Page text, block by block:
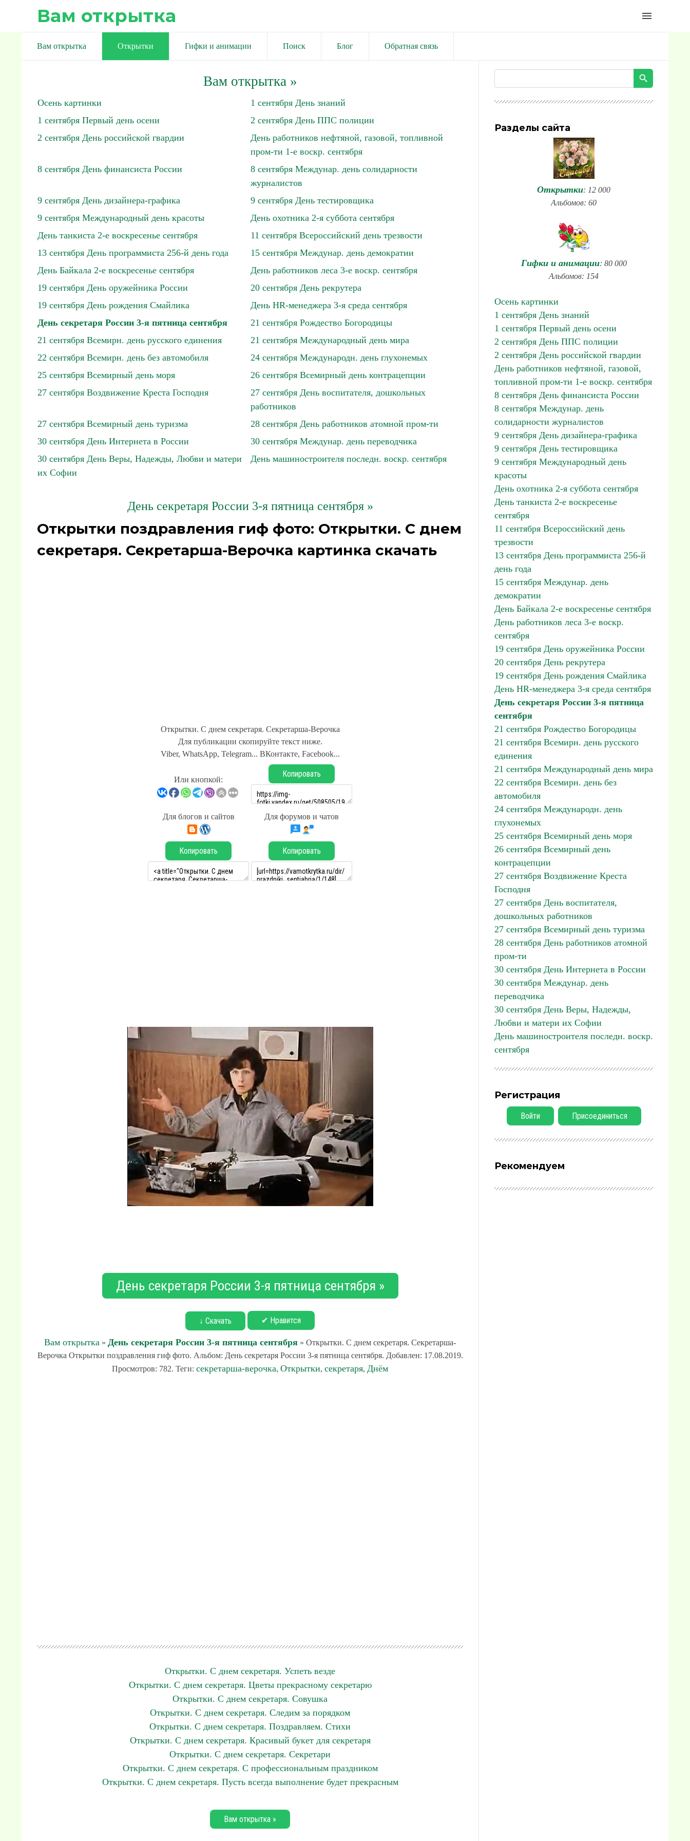
Вам открытка menu
Вам открытка Открытки Гифки и анимации Поиск Блог Обратная связь
Вам открытка»
Осень картинки
1 сентября День знаний
1 сентября Первый день осени
2 сентября День ППС полиции
2 сентября День российской гвардии
День работников нефтяной, газовой, топливной
пром-ти 1-е воскр. сентября
8 сентября День финансиста России
8 сентября Междунар. день солидарности
журналистов
9 сентября День дизайнера-графика
9 сентября День тестировщика
9 сентября Международный день красоты
День охотника 2-я суббота сентября
День танкиста 2-е воскресенье сентября
11 сентября Всероссийский день трезвости
13 сентября День программиста 256-й день года
15 сентября Междунар. день демократии
День Байкала 2-е воскресенье сентября
День работников леса 3-е воскр. сентября
19 сентября День оружейника России
20 сентября День рекрутера
19 сентября День рождения Смайлика
День HR-менеджера 3-я среда сентября
День секретаря России 3-я пятница сентября
21 сентября Рождество Богородицы
21 сентября Всемирн. день русского единения
21 сентября Международный день мира
22 сентября Всемирн. день без автомобиля
24 сентября Международн. день глухонемых
25 сентября Всемирный день моря
26 сентября Всемирный день контрацепции
27 сентября Воздвижение Креста Господня
27 сентября День воспитателя, дошкольных
работников
27 сентября Всемирный день туризма
28 сентября День работников атомной пром-ти
30 сентября День Интернета в России
30 сентября Междунар. день переводчика
30 сентября День Веры, Надежды, Любви и матери
их Софии
День машиностроителя последн. воскр. сентября
День секретаря России 3-я пятница сентября »
Открытки поздравления гиф фото: Открытки. С днем
секретаря. Секретарша-Верочка картинка скачать
Открытки. С днем секретаря. Секретарша-Верочка
Для публикации скопируйте текст ниже.
Viber, WhatsApp, Telegram... ВКонтакте, Facebook...
Или кнопкой:
Копировать
Для блогов и сайтов Для форумов и чатов
Копировать Копировать
День секретаря России 3-я пятница сентября »
↓ Скачать ✔ Нравится
Вам открытка » День секретаря России 3-я пятница сентября » Открытки. С днем секретаря. Секретарша-
Верочка Открытки поздравления гиф фото. Альбом: День секретаря России 3-я пятница сентября. Добавлен: 17.08.2019.
Просмотров: 782. Теги: секретарша-верочка, Открытки, секретаря, Днём
Открытки. С днем секретаря. Успеть везде
Открытки. С днем секретаря. Цветы прекрасному секретарю
Открытки. С днем секретаря. Совушка
Открытки. С днем секретаря. Следим за порядком
Открытки. С днем секретаря. Поздравляем. Стихи
Открытки. С днем секретаря. Красивый букет для секретаря
Открытки. С днем секретаря. Секретари
Открытки. С днем секретаря. С профессиональным праздником
Открытки. С днем секретаря. Пусть всегда выполнение будет прекрасным
Вам открытка »
Разделы сайта
Открытки: 12 000
Альбомов: 60
Гифки и анимации: 80 000
Альбомов: 154
Осень картинки
1 сентября День знаний
1 сентября Первый день осени
2 сентября День ППС полиции
2 сентября День российской гвардии
День работников нефтяной, газовой,
топливной пром-ти 1-е воскр. сентября
8 сентября День финансиста России
8 сентября Междунар. день
солидарности журналистов
9 сентября День дизайнера-графика
9 сентября День тестировщика
9 сентября Международный день
красоты
День охотника 2-я суббота сентября
День танкиста 2-е воскресенье
сентября
11 сентября Всероссийский день
трезвости
13 сентября День программиста 256-й
день года
15 сентября Междунар. день
демократии
День Байкала 2-е воскресенье сентября
День работников леса 3-е воскр.
сентября
19 сентября День оружейника России
20 сентября День рекрутера
19 сентября День рождения Смайлика
День HR-менеджера 3-я среда сентября
День секретаря России 3-я пятница
сентября
21 сентября Рождество Богородицы
21 сентября Всемирн. день русского
единения
21 сентября Международный день мира
22 сентября Всемирн. день без
автомобиля
24 сентября Международн. день
глухонемых
25 сентября Всемирный день моря
26 сентября Всемирный день
контрацепции
27 сентября Воздвижение Креста
Господня
27 сентября День воспитателя,
дошкольных работников
27 сентября Всемирный день туризма
28 сентября День работников атомной
пром-ти
30 сентября День Интернета в России
30 сентября Междунар. день
переводчика
30 сентября День Веры, Надежды,
Любви и матери их Софии
День машиностроителя последн. воскр.
сентября
Регистрация
Войти Присоединиться
Рекомендуем